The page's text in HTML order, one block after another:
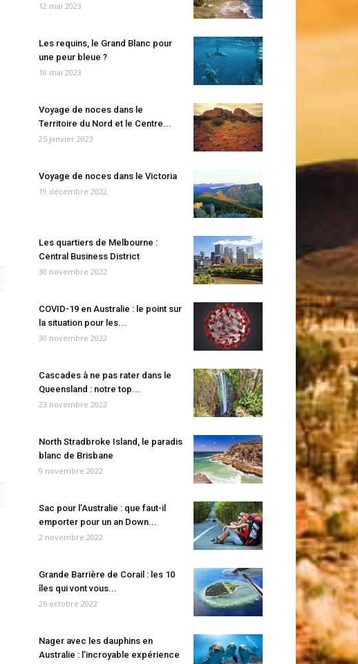
12 mai 2023
Les requins, le Grand Blanc pour
une peur bleue ?
10 mai 2023
Voyage de noces dans le
Territoire du Nord et le Centre...
25 janvier 2023
Voyage de noces dans le Victoria
19 décembre 2022
Les quartiers de Melbourne :
Central Business District
30 novembre 2022
COVID-19 en Australie : le point sur
la situation pour les...
30 novembre 2022
Cascades à ne pas rater dans le
Queensland : notre top...
23 novembre 2022
North Stradbroke Island, le paradis
blanc de Brisbane
9 novembre 2022
Sac pour l’Australie : que faut-il
emporter pour un an Down...
2 novembre 2022
Grande Barrière de Corail : les 10
îles qui vont vous...
26 octobre 2022
Nager avec les dauphins en
Australie : l’incroyable expérience